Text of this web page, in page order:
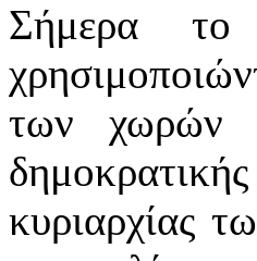
Σήμερα το
των χωρών
κυριαρχίας